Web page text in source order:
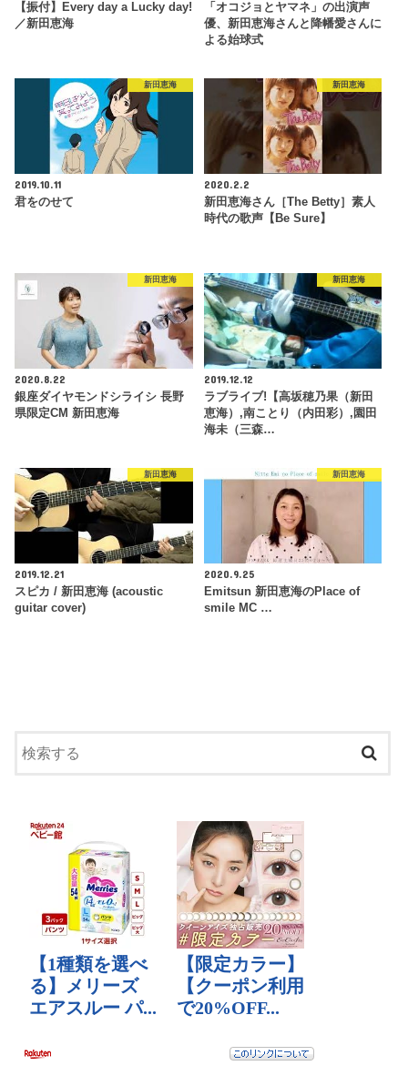
【振付】Every day a Lucky day!
／新田恵海
「オコジョとヤマネ」の出演声
優、新田恵海さんと降幡愛さんに
よる始球式
新田恵海
2019.10.11
君をのせて
新田恵海
2020.2.2
新田恵海さん［The Betty］素人
時代の歌声【Be Sure】
新田恵海
2020.8.22
銀座ダイヤモンドシライシ 長野
県限定CM 新田恵海
新田恵海
2019.12.12
ラブライブ!【高坂穂乃果（新田
恵海）,南ことり（内田彩）,園田
海未（三森…
新田恵海
2019.12.21
スピカ / 新田恵海 (acoustic
guitar cover)
新田恵海
2020.9.25
Emitsun 新田恵海のPlace of
smile MC …